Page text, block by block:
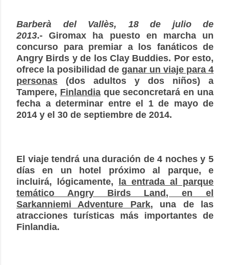
Barberà del Vallès, 18 de julio de
2013.- Giromax
ha puesto en marcha un
concurso para premiar a los fanáticos de
Angry Birds y de los Clay Buddies. Por esto,
ofrece la posibilidad de ganar un viaje para 4
personas
(dos adultos y dos niños) a
Tampere, Finlandia que seconcretará en una
fecha a determinar entre el 1 de mayo de
2014 y el 30 de septiembre de 2014.
El viaje tendrá una duración de 4 noches y 5
días en un hotel próximo al parque, e
incluirá, lógicamente, la entrada al parque
temático Angry Birds Land, en el
Sarkanniemi Adventure Park, una de las
atracciones turísticas más importantes de
Finlandia.